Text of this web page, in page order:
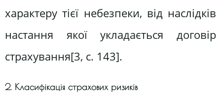
характеру тієї небезпеки, від наслідків
настання якої укладається договір
страхування[3, c. 143].
2. Класифікація страхових ризиків